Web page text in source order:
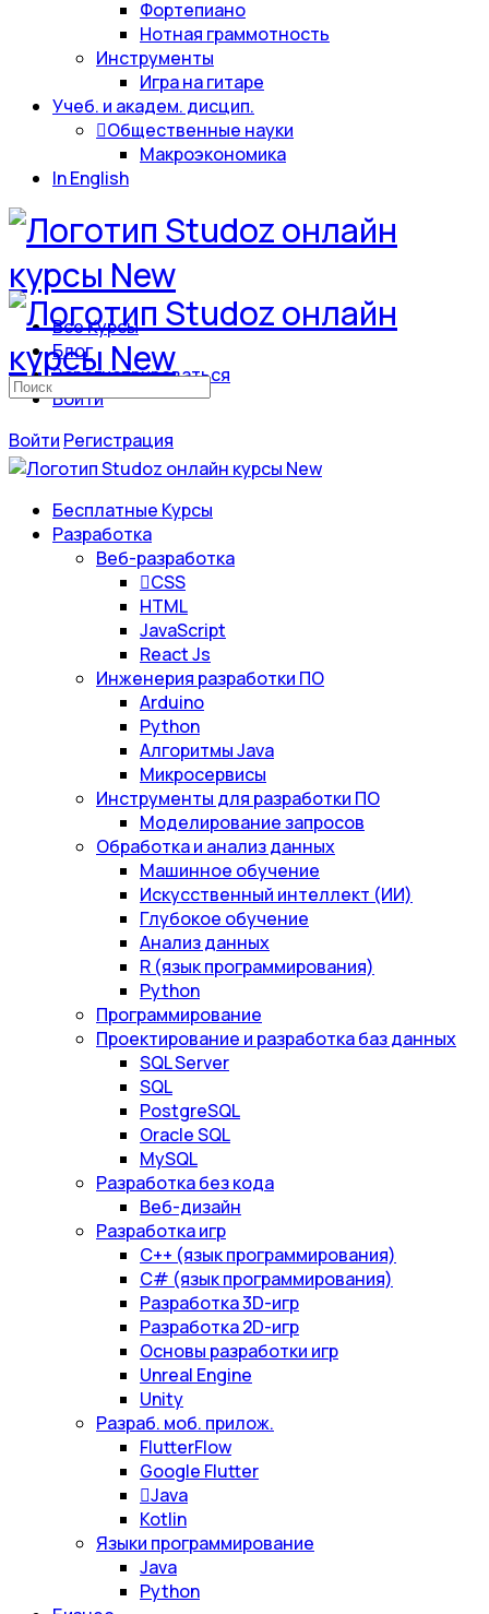
Фортепиано
Нотная граммотность
Инструменты
Игра на гитаре
Учеб. и академ. дисцип.
Общественные науки
Макроэкономика
In English
Все Курсы
Блог
Зарегистрироваться
Войти
Войти Регистрация
Искать:
Бесплатные Курсы
Разработка
Веб-разработка
CSS
HTML
JavaScript
React Js
Инженерия разработки ПО
Arduino
Python
Алгоритмы Java
Микросервисы
Инструменты для разработки ПО
Моделирование запросов
Обработка и анализ данных
Машинное обучение
Искусственный интеллект (ИИ)
Глубокое обучение
Анализ данных
R (язык программирования)
Python
Программирование
Проектирование и разработка баз данных
SQL Server
SQL
PostgreSQL
Oracle SQL
MySQL
Разработка без кода
Веб-дизайн
Разработка игр
С++ (язык программирования)
С# (язык программирования)
Разработка 3D-игр
Разработка 2D-игр
Основы разработки игр
Unreal Engine
Unity
Разраб. моб. прилож.
FlutterFlow
Google Flutter
Java
Kotlin
Языки программирование
Java
Python